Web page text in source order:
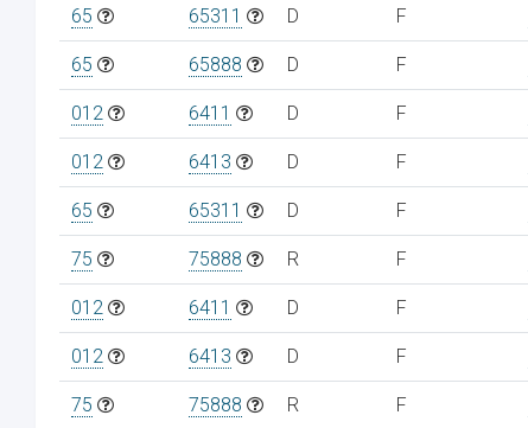
65 65311 D F
65 65888 D F
012 6411 D F
012 6413 D F
65 65311 D F
75 75888 R F
012 6411 D F
012 6413 D F
75 75888 R F